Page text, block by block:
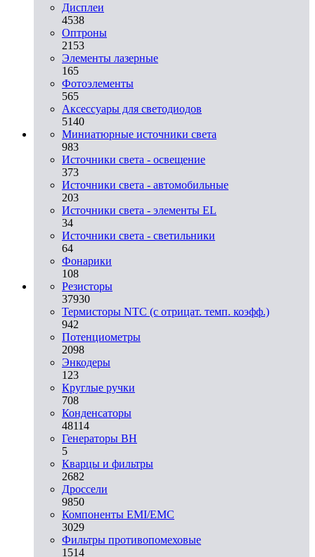
Дисплеи
4538
Оптроны
2153
Элементы лазерные
165
Фотоэлементы
565
Аксессуары для светодиодов
5140
Миниатюрные источники света
983
Источники света - освещение
373
Источники света - автомобильные
203
Источники света - элементы EL
34
Источники света - светильники
64
Фонарики
108
Резисторы
37930
Термисторы NTC (с отрицат. темп. коэфф.)
942
Потенциометры
2098
Энкодеры
123
Круглые ручки
708
Конденсаторы
48114
Генераторы ВН
5
Кварцы и фильтры
2682
Дроссели
9850
Компоненты EMI/EMC
3029
Фильтры противопомеховые
1514